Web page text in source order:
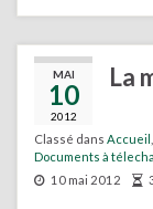
MAI
10
2012
La
Classé dans Accueil
Documents à
10 mai 2012